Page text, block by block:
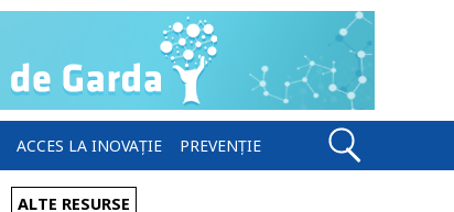
ACCES LA INOVAȚIE PREVENȚIE
ALTE RESURSE